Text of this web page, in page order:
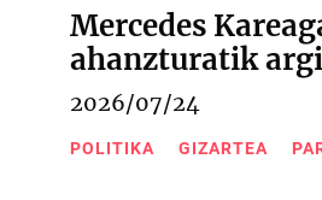
Mercedes
ahanzturatik
2026/07/24
POLITIKA GIZARTEA